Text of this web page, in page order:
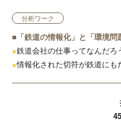
分析ワーク
■「鉄道の情報化」と「環境問
●鉄道会社の仕事ってなんだろ
●情報化された切符が鉄道にも